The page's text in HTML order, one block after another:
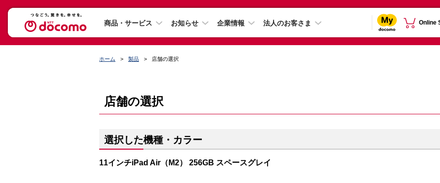
商品・サービス お知らせ 企業情報 法人のお客さま Online
ホーム 製品 店舗の選択
店舗の選択
選択した機種・カラー
11インチiPad Air（M2） 256GB スペースグレイ